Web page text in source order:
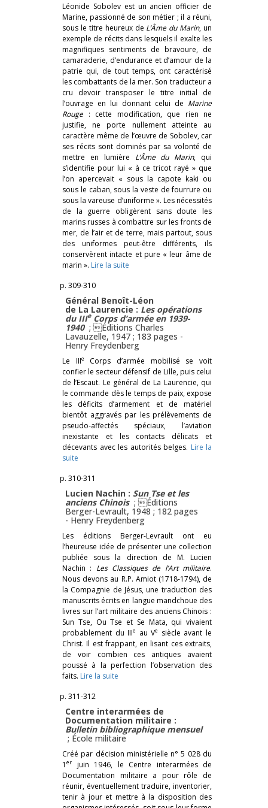
Léonide Sobolev est un ancien officier de
Marine, passionné de son métier ; il a réuni,
sous le titre heureux de L’Âme du Marin, un
exemple de récits dans lesquels il exalte les
magnifiques sentiments de bravoure, de
camaraderie, d’endurance et d’amour de la
patrie qui, de tout temps, ont caractérisé
les combattants de la mer. Son traducteur a
cru devoir transposer le titre initial de
l’ouvrage en lui donnant celui de Marine
Rouge: cette modification, que rien ne
justifie, ne porte nullement atteinte au
caractère même de l’œuvre de Sobolev, car
ses récits sont dominés par sa volonté de
mettre en lumière L’Âme du Marin, qui
s’identifie pour lui « à ce tricot rayé » que
l’on apercevait « sous la capote kaki ou
sous le caban, sous la veste de fourrure ou
sous la vareuse d’uniforme ». Les nécessités
de la guerre obligèrent sans doute les
marins russes à combattre sur les fronts de
mer, de l’air et de terre, mais partout, sous
des uniformes peut-être différents, ils
conservèrent intacte et pure « leur âme de
marin ». Lire la suite
p. 309-310
Général Benoît-Léon
de La Laurencie : Les opérations
du IIIeCorps d’armée en 1939-
1940 ; Éditions Charles
Lavauzelle, 1947 ; 183 pages -
Henry Freydenberg
Le IIIeCorps d’armée mobilisé se voit
confier le secteur défensif de Lille, puis celui
de l’Escaut. Le général de La Laurencie, qui
le commande dès le temps de paix, expose
les déficits d’armement et de matériel
bientôt aggravés par les prélèvements de
pseudo-affectés spéciaux, l’aviation
inexistante et les contacts délicats et
décevants avec les autorités belges. Lire la
suite
p. 310-311
Lucien Nachin : Sun Tse et les
anciens Chinois ; Éditions
Berger-Levrault, 1948 ; 182 pages
- Henry Freydenberg
Les éditions Berger-Levrault ont eu
l’heureuse idée de présenter une collection
publiée sous la direction de M. Lucien
Nachin : Les Classiques de l’Art militaire.
Nous devons au R.P. Amiot (1718-1794), de
la Compagnie de Jésus, une traduction des
manuscrits écrits en langue mandchoue des
livres sur l’art militaire des anciens Chinois :
Sun Tse, Ou Tse et Se Mata, qui vivaient
probablement du IIIe au Ve siècle avant le
Christ. Il est frappant, en lisant ces extraits,
de voir combien ces antiques avaient
poussé à la perfection l’observation des
faits. Lire la suite
p. 311-312
Centre interarmées de
Documentation militaire :
Bulletin bibliographique mensuel
; École militaire
Créé par décision ministérielle n° 5 028 du
1 er
juin 1946, le Centre interarmées de
Documentation militaire a pour rôle de
réunir, éventuellement traduire, inventorier,
tenir à jour et mettre à la disposition des